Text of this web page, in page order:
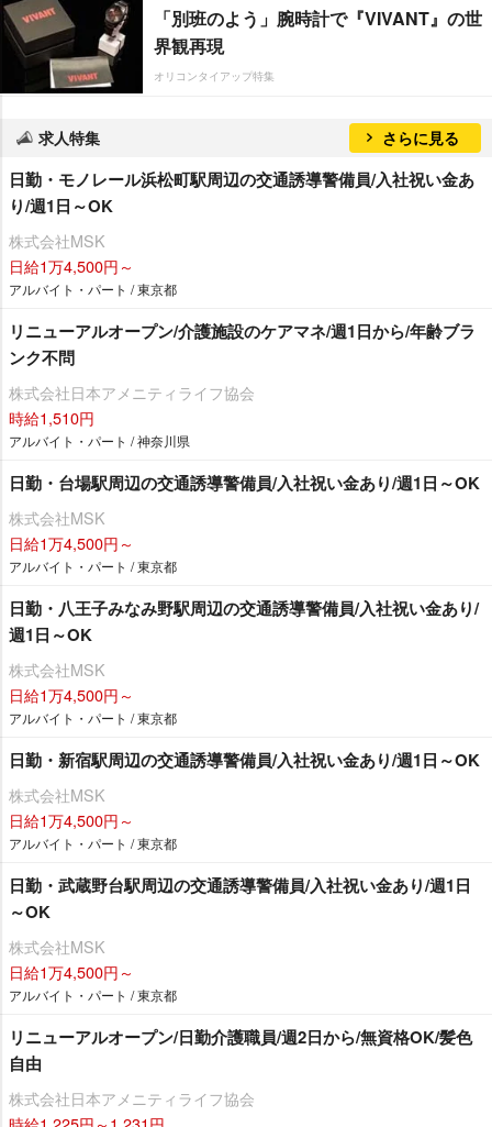
「別班のよう」腕時計で『VIVANT』の世
界観再現
オリコンタイアップ特集
求人特集 さらに見る
日勤・モノレール浜松町駅周辺の交通誘導警備員/入社祝い金あ
り/週1日～OK
株式会社MSK
日給1万4,500円～
アルバイト・パート / 東京都
リニューアルオープン/介護施設のケアマネ/週1日から/年齢ブラ
ンク不問
株式会社日本アメニティライフ協会
時給1,510円
アルバイト・パート / 神奈川県
日勤・台場駅周辺の交通誘導警備員/入社祝い金あり/週1日～OK
株式会社MSK
日給1万4,500円～
アルバイト・パート / 東京都
日勤・八王子みなみ野駅周辺の交通誘導警備員/入社祝い金あり/
週1日～OK
株式会社MSK
日給1万4,500円～
アルバイト・パート / 東京都
日勤・新宿駅周辺の交通誘導警備員/入社祝い金あり/週1日～OK
株式会社MSK
日給1万4,500円～
アルバイト・パート / 東京都
日勤・武蔵野台駅周辺の交通誘導警備員/入社祝い金あり/週1日
～OK
株式会社MSK
日給1万4,500円～
アルバイト・パート / 東京都
リニューアルオープン/日勤介護職員/週2日から/無資格OK/髪色
自由
株式会社日本アメニティライフ協会